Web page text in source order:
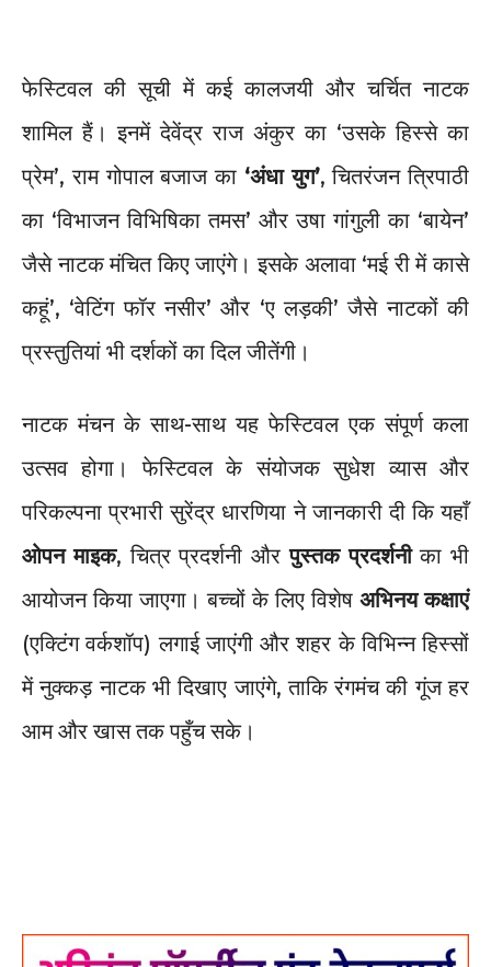
​फेस्टिवल की सूची में कई कालजयी और चर्चित नाटक
शामिल हैं। इनमें देवेंद्र राज अंकुर का ‘उसके हिस्से का
प्रेम’, राम गोपाल बजाज का ‘अंधा युग’, चितरंजन त्रिपाठी
का ‘विभाजन विभिषिका तमस’ और उषा गांगुली का ‘बायेन’
जैसे नाटक मंचित किए जाएंगे। इसके अलावा ‘मई री में कासे
कहूं’, ‘वेटिंग फॉर नसीर’ और ‘ए लड़की’ जैसे नाटकों की
प्रस्तुतियां भी दर्शकों का दिल जीतेंगी।
​नाटक मंचन के साथ-साथ यह फेस्टिवल एक संपूर्ण कला
उत्सव होगा। फेस्टिवल के संयोजक सुधेश व्यास और
परिकल्पना प्रभारी सुरेंद्र धारणिया ने जानकारी दी कि यहाँ
ओपन माइक, चित्र प्रदर्शनी औरपुस्तक प्रदर्शनीका भी
आयोजन किया जाएगा। बच्चों के लिए विशेष अभिनय कक्षाएं
(एक्टिंग वर्कशॉप) लगाई जाएंगी और शहर के विभिन्न हिस्सों
में नुक्कड़ नाटक भी दिखाए जाएंगे, ताकि रंगमंच की गूंज हर
आम और खास तक पहुँच सके।